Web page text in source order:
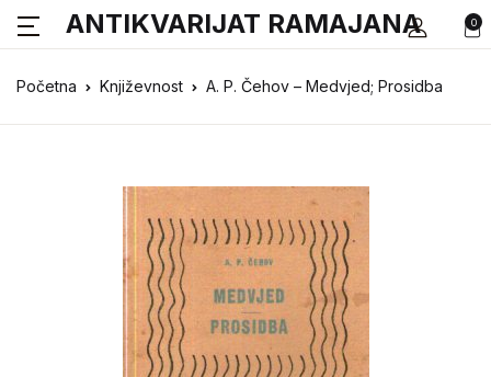
0
ANTIKVARIJAT RAMAJANA
Početna Književnost A. P. Čehov – Medvjed; Prosidba